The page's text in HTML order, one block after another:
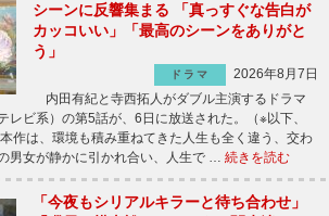
シーンに反響集まる 「真っすぐな告白が
カッコいい」「最高のシーンをありがと
う」
ドラマ
2026年8月7日
内田有紀と寺西拓人がダブル主演するドラマ
レビ系）の第5話が、6日に放送された。（※以下、
は、環境も積み重ねてきた人生も全く違う、交わ
男女が静かに引かれ合い、人生で … 続きを読む
「今夜もシリアルキラーと待ち合わせ」